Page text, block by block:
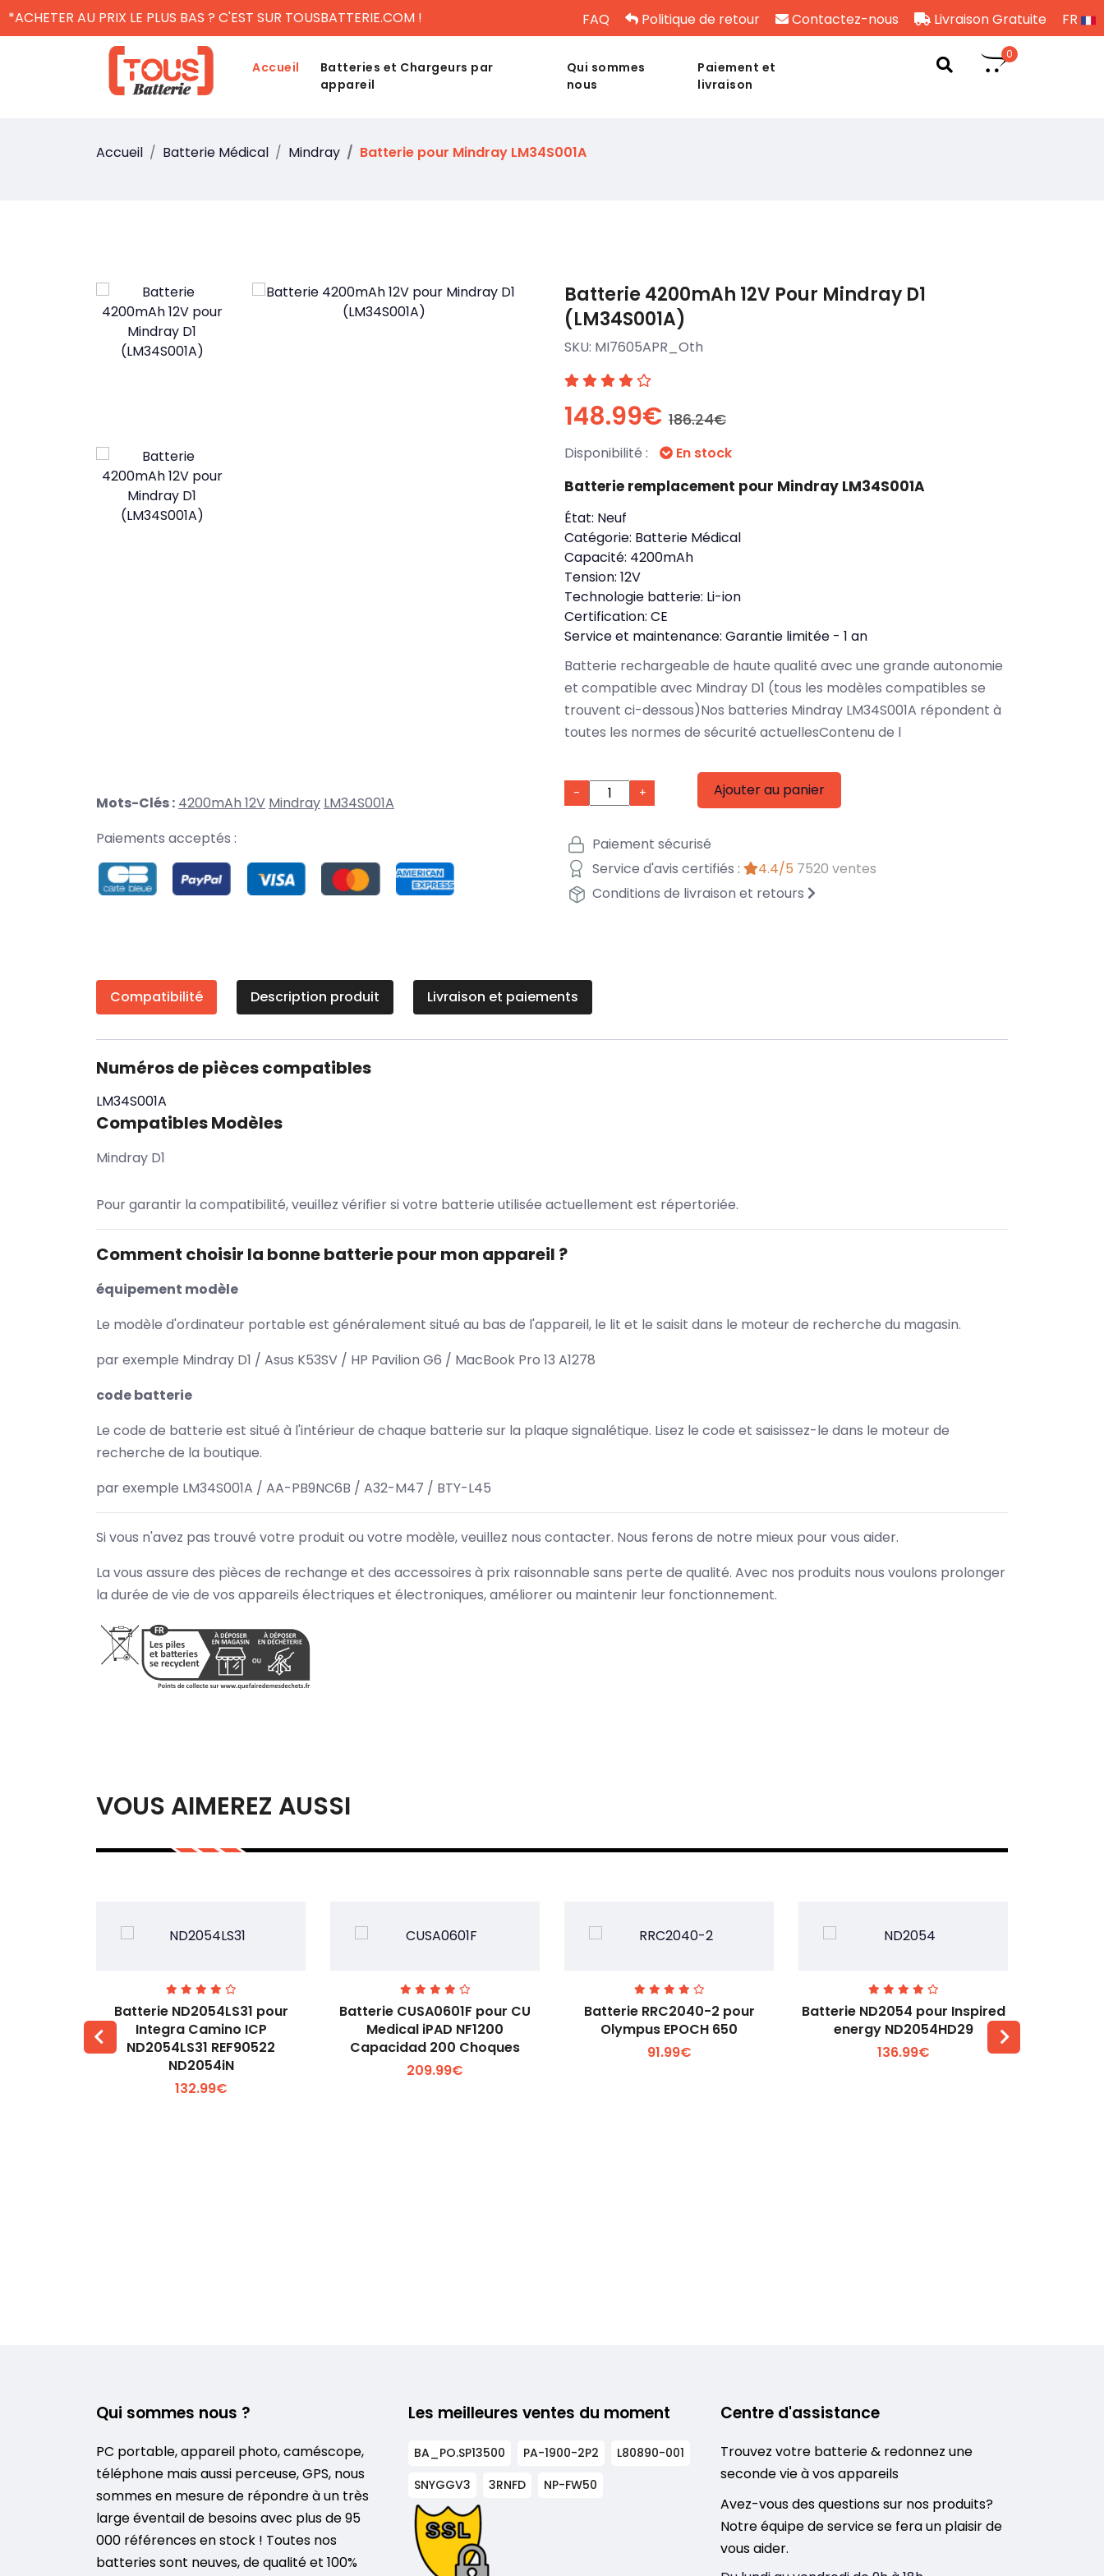
*ACHETER AU PRIX LE PLUS BAS ? C'EST SUR TOUSBATTERIE.COM ! FAQ Politique de retour Contactez-nous Livraison Gratuite FR
Accueil
Batteries et Chargeurs par
appareil
Qui sommes
nous
Paiement et
livraison
0
Accueil Batterie Médical Mindray Batterie pour Mindray LM34S001A
Mots-Clés : 4200mAh 12V Mindray LM34S001A
Paiements acceptés :
Batterie 4200mAh 12V Pour Mindray D1
(LM34S001A)
SKU: MI7605APR_Oth
148.99€ 186.24€
Disponibilité : En stock
Batterie remplacement pour Mindray LM34S001A
État: Neuf
Catégorie: Batterie Médical
Capacité: 4200mAh
Tension: 12V
Technologie batterie: Li-ion
Certification: CE
Service et maintenance: Garantie limitée - 1 an
Batterie rechargeable de haute qualité avec une grande autonomie
et compatible avec Mindray D1 (tous les modèles compatibles se
trouvent ci-dessous)Nos batteries Mindray LM34S001A répondent à
toutes les normes de sécurité actuellesContenu de l
- + Ajouter au panier
Paiement sécurisé
Service d'avis certifiés :
4.4/5 7520 ventes
Conditions de livraison et retours
Compatibilité Description produit Livraison et paiements
Numéros de pièces compatibles
LM34S001A
Compatibles Modèles
Mindray D1
Pour garantir la compatibilité, veuillez vérifier si votre batterie utilisée actuellement est répertoriée.
Comment choisir la bonne batterie pour mon appareil ?
équipement modèle
Le modèle d'ordinateur portable est généralement situé au bas de l'appareil, le lit et le saisit dans le moteur de recherche du magasin.
par exemple Mindray D1 / Asus K53SV / HP Pavilion G6 / MacBook Pro 13 A1278
code batterie
Le code de batterie est situé à l'intérieur de chaque batterie sur la plaque signalétique. Lisez le code et saisissez-le dans le moteur de
recherche de la boutique.
par exemple LM34S001A / AA-PB9NC6B / A32-M47 / BTY-L45
Si vous n'avez pas trouvé votre produit ou votre modèle, veuillez nous contacter. Nous ferons de notre mieux pour vous aider.
La vous assure des pièces de rechange et des accessoires à prix raisonnable sans perte de qualité. Avec nos produits nous voulons prolonger
la durée de vie de vos appareils électriques et électroniques, améliorer ou maintenir leur fonctionnement.
VOUS AIMEREZ AUSSI
Voir plus +
Batterie ND2054LS31 pour
Integra Camino ICP
ND2054LS31 REF90522
ND2054iN
132.99€
Voir plus +
Batterie CUSA0601F pour CU
Medical iPAD NF1200
Capacidad 200 Choques
209.99€
Voir plus +
Batterie RRC2040-2 pour
Olympus EPOCH 650
91.99€
Voir plus +
Batterie ND2054 pour Inspired
energy ND2054HD29
136.99€
Qui sommes nous ?
PC portable, appareil photo, caméscope,
téléphone mais aussi perceuse, GPS, nous
sommes en mesure de répondre à un très
large éventail de besoins avec plus de 95
000 références en stock ! Toutes nos
batteries sont neuves, de qualité et 100%
Les meilleures ventes du moment
BA_PO.SP13500 PA-1900-2P2
L80890-001
SNYGGV3
3RNFD NP-FW50
Centre d'assistance
Trouvez votre batterie & redonnez une
seconde vie à vos appareils
Avez-vous des questions sur nos produits?
Notre équipe de service se fera un plaisir de
vous aider.